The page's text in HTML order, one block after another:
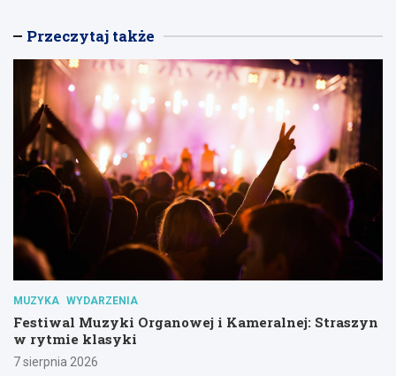
Przeczytaj także
MUZYKA WYDARZENIA
Festiwal Muzyki Organowej i Kameralnej: Straszyn
w rytmie klasyki
7 sierpnia 2026